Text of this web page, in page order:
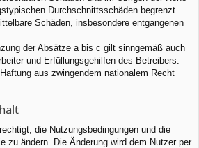
Durchschnittsschäden begrenzt.
Schäden, insbesondere entgangenen
der Absätze a bis c gilt sinngemäß auch
und Erfüllungsgehilfen des Betreibers.
aus zwingendem nationalem Recht
die Nutzungsbedingungen und die
zu ändern. Die Änderung wird dem Nutzer per